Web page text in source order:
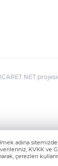
adına
KVKK ve
çerezleri